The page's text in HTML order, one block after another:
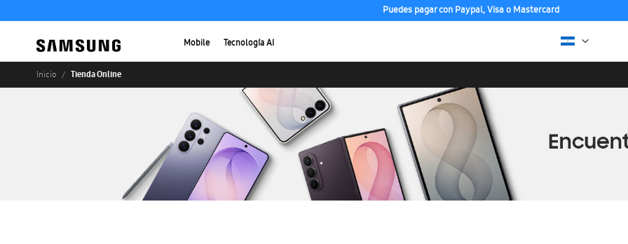
Puedes pagar con Paypal, Visa o Mastercard
Mobile Tecnología AI
Inicio Tienda Online